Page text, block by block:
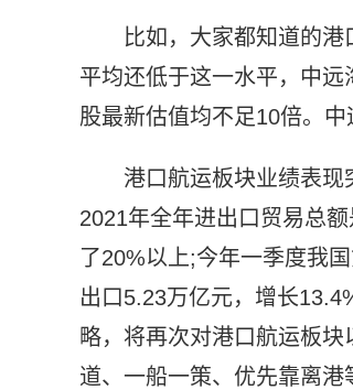
比如，大家都知道的
平均还低于这一水平，中
股最新估值均不足10倍。中
港口航运板块业绩表
2021年全年进出口贸易总
了20%以上;今年一季度我
出口5.23万亿元，增长
略，将再次对港口航运板
道、一船一策、优先靠离